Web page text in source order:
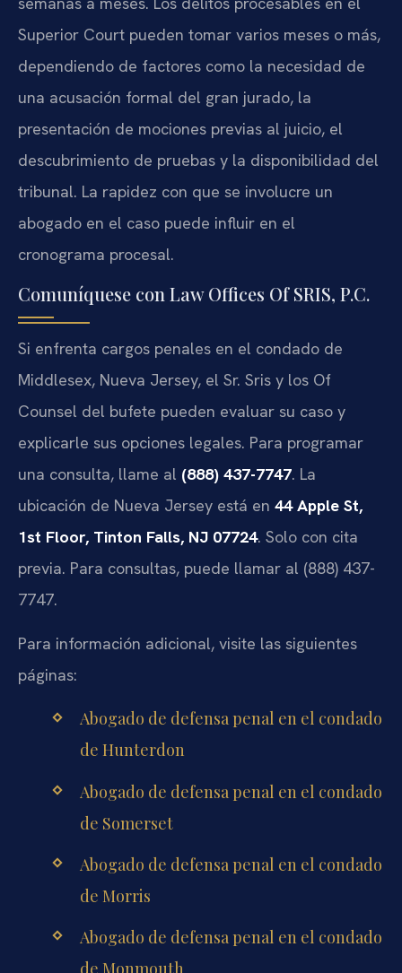
Superior Court pueden tomar varios meses o más,
dependiendo de factores como la necesidad de
una acusación formal del gran jurado, la
presentación de mociones previas al juicio, el
descubrimiento de pruebas y la disponibilidad del
tribunal. La rapidez con que se involucre un
abogado en el caso puede influir en el
cronograma procesal.
Comuníquese con Law Offices Of SRIS, P.C.
Si enfrenta cargos penales en el condado de
Middlesex, Nueva Jersey, el Sr. Sris y los Of
Counsel del bufete pueden evaluar su caso y
explicarle sus opciones legales. Para programar
una consulta, llame al (888) 437-7747. La
ubicación de Nueva Jersey está en 44 Apple St,
1st Floor, Tinton Falls, NJ 07724. Solo con cita
previa. Para consultas, puede llamar al (888) 437-
7747.
Para información adicional, visite las siguientes
páginas:
Abogado de defensa penal en el condado
de Hunterdon
Abogado de defensa penal en el condado
de Somerset
Abogado de defensa penal en el condado
de Morris
Abogado de defensa penal en el condado
de Monmouth